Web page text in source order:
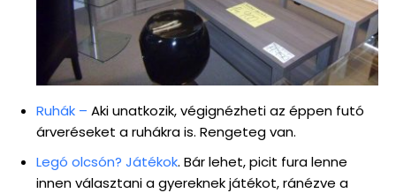
Ruhák – Aki unatkozik, végignézheti az éppen futó
árveréseket a ruhákra is. Rengeteg van.
Legó olcsón? Játékok. Bár lehet, picit fura lenne
innen választani a gyereknek játékot, ránézve a